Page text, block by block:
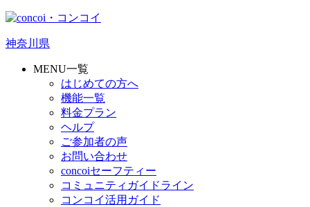
神奈川県
MENU一覧
はじめての方へ
機能一覧
料金プラン
ヘルプ
ご参加者の声
お問い合わせ
concoiセーフティー
コミュニティガイドライン
コンコイ活用ガイド